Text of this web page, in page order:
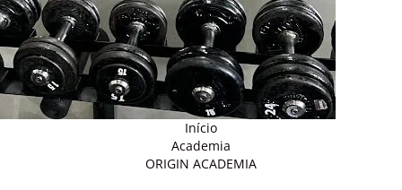
Início
Academia
ORIGIN ACADEMIA